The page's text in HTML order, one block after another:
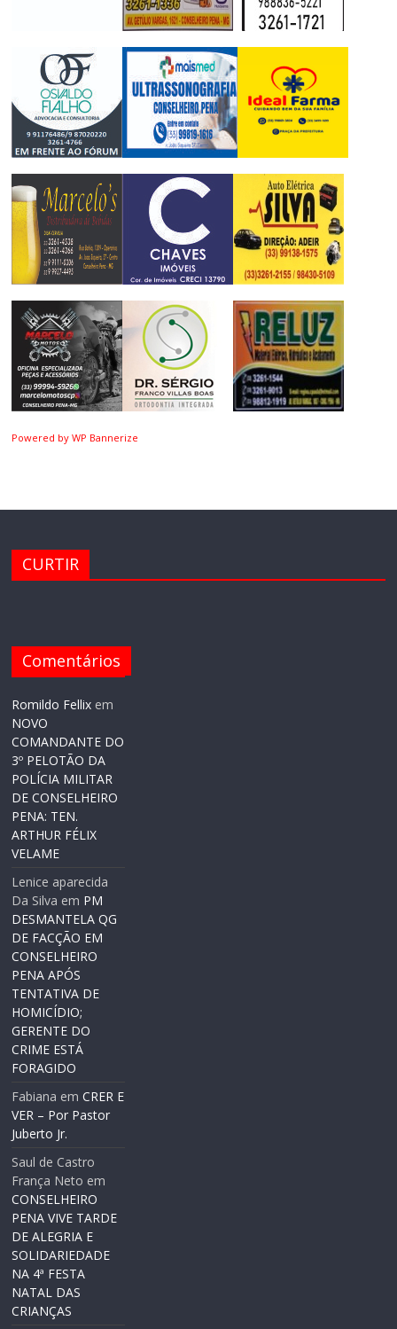
Powered by WP Bannerize
CURTIR
Comentários
Romildo Fellix em
NOVO
COMANDANTE DO
3º PELOTÃO DA
POLÍCIA MILITAR
DE CONSELHEIRO
PENA: TEN.
ARTHUR FÉLIX
VELAME
Lenice aparecida
Da Silva em PM
DESMANTELA QG
DE FACÇÃO EM
CONSELHEIRO
PENA APÓS
TENTATIVA DE
HOMICÍDIO;
GERENTE DO
CRIME ESTÁ
FORAGIDO
Fabiana emCRER E
VER – Por Pastor
Juberto Jr.
Saul de Castro
França Neto em
CONSELHEIRO
PENA VIVE TARDE
DE ALEGRIA E
SOLIDARIEDADE
NA 4ª FESTA
NATAL DAS
CRIANÇAS